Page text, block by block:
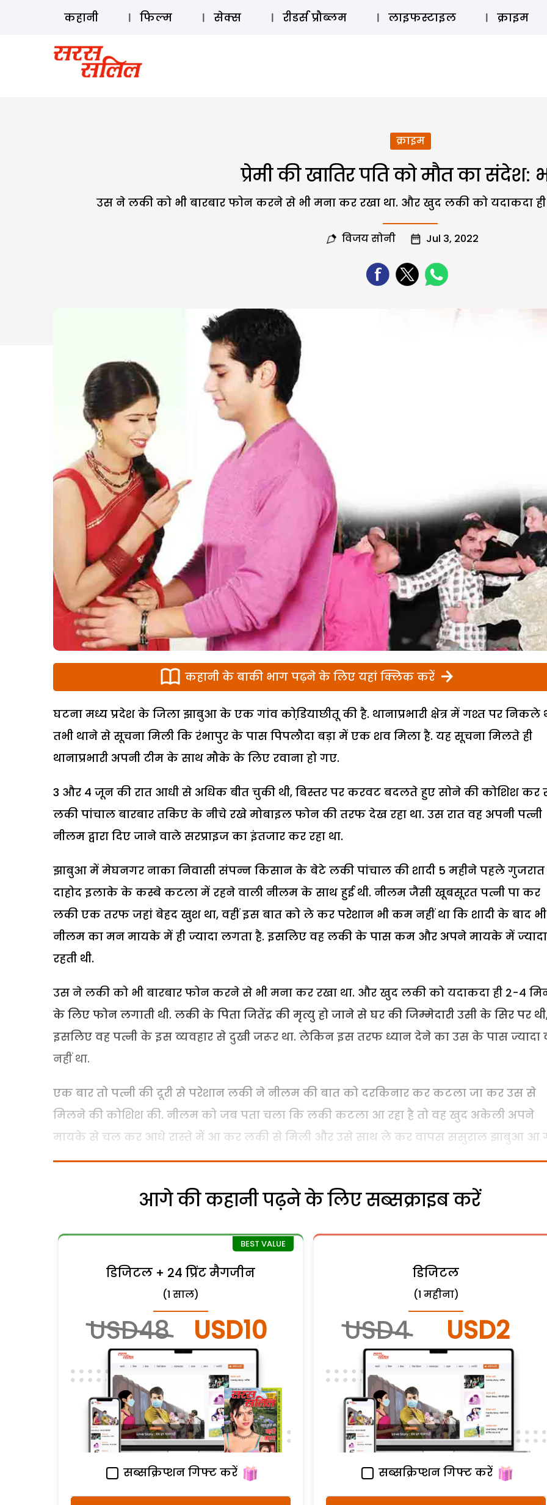
ऑडियो
कहानी फिल्म सेक्स रीडर्स प्रौब्लम लाइफस्टाइल क्राइम
क्राइम
प्रेमी की खातिर पति को मौत का संदेश:
उस ने लकी को भी बारबार फोन करने से भी मना कर रखा था. और खुद लकी को यदाकदा
विजय सोनी Jul 3, 2022
कहानी के बाकी भाग पढ़ने के लिए यहां क्लिक करें
घटना मध्य प्रदेश के जिला झाबुआ के एक गांव कोडि़याछीतू की है. थानाप्रभारी क्षेत्र में गश्त पर निकले
तभी थाने से सूचना मिली कि रंभापुर के पास पिपलौदा बड़ा में एक शव मिला है. यह सूचना मिलते ही
थानाप्रभारी अपनी टीम के साथ मौके के लिए रवाना हो गए.
3 और 4 जून की रात आधी से अधिक बीत चुकी थी, बिस्तर पर करवट बदलते हुए सोने की कोशिश कर
लकी पांचाल बारबार तकिए के नीचे रखे मोबाइल फोन की तरफ देख रहा था. उस रात वह अपनी पत्नी
नीलम द्वारा दिए जाने वाले सरप्राइज का इंतजार कर रहा था.
झाबुआ में मेघनगर नाका निवासी संपन्न किसान के बेटे लकी पांचाल की शादी 5 महीने पहले
दाहोद इलाके के कस्बे कटला में रहने वाली नीलम के साथ हुई थी. नीलम जैसी खूबसूरत पत्नी पा कर
लकी एक तरफ जहां बेहद खुश था, वहीं इस बात को ले कर परेशान भी कम नहीं था कि शादी के बाद भी
नीलम का मन मायके में ही ज्यादा लगता है. इसलिए वह लकी के पास कम और अपने मायके में ज्यादा
रहती थी.
उस ने लकी को भी बारबार फोन करने से भी मना कर रखा था. और खुद लकी को यदाकदा ही 2-4
के लिए फोन लगाती थी. लकी के पिता जितेंद्र की मृत्यु हो जाने से घर की जिम्मेदारी उसी के सिर पर
इसलिए वह पत्नी के इस व्यवहार से दुखी जरूर था. लेकिन इस तरफ ध्यान देने का उस के पास ज्यादा
नहीं था.
एक बार तो पत्नी की दूरी से परेशान लकी ने नीलम की बात को दरकिनार कर कटला जा कर उस से
मिलने की कोशिश की. नीलम को जब पता चला कि लकी कटला आ रहा है तो वह खुद अकेली अपने
मायके से चल कर आधे रास्ते में आ कर लकी से मिली और उसे साथ ले कर वापस ससुराल झाबुआ आ
आगे की कहानी पढ़ने के लिए सब्सक्राइब करें
डिजिटल + 24 प्रिंट मैगजीन
(1 साल)
USD48 USD10
सब्सक्रिप्शन गिफ्ट करें
डिजिटल
(1 महीना)
USD4 USD2
सब्सक्रिप्शन गिफ्ट करें